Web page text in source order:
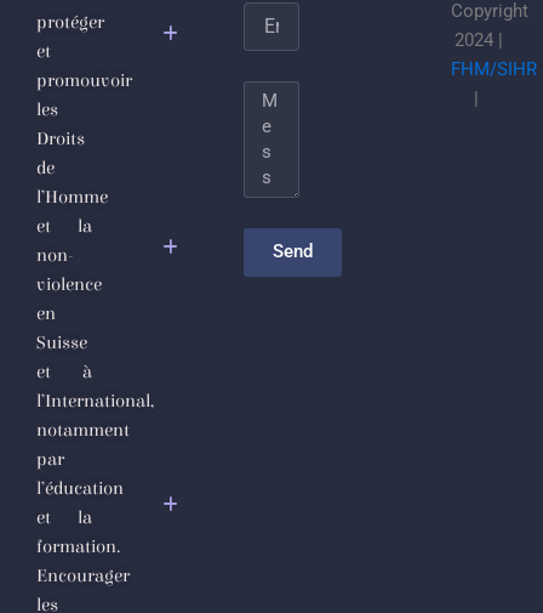
protéger
et
promouvoir
les
Droits
de
l’Homme
et la
non-
violence
en
Suisse
et à
l’International,
notamment
par
l’éducation
et la
formation.
Encourager
les
ou les
sécrétions
totalitarisme
djihadiste
nettoyage
sectaire
comme
Message
Send
Copyright
2024 |
FHM/SIHR
|